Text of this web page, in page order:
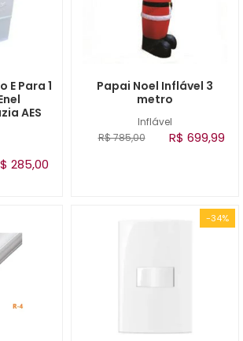
E Para 1
AES
285,00
Inflável
Papai Noel Inflável 3
metro
R$ 785,00 R$ 699,99
-34%